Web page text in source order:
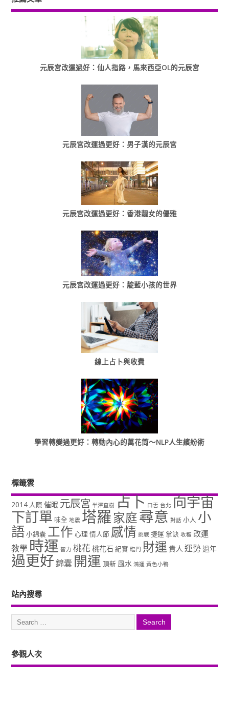
元辰宮改運過好：仙人指路，馬來西亞OL的元辰宮
元辰宮改運過更好：男子漢的元辰宮
元辰宮改運過更好：香港靓女的優雅
元辰宮改運過更好：靛藍小孩的世界
線上占卜與收費
學習轉變過更好：轉動內心的萬花筒～NLP人生繽紛術
標籤雲
2014 人際 催眠 元辰宮 半澤直樹 占卜 口舌 台北 向宇宙
下訂單 味全 地震 塔羅家庭尋意 對話 小人 小
語小錦囊 工作 心理 情人節 感情 挑戰 捷運 掌訣 收穫 改運
教學 時運 智力 桃花 桃花石 紀實 臨門 財運 貴人 運勢過年
過更好錦囊 開運 頂新 風水 鴻運 黃色小鴨
站內搜尋
參觀人次